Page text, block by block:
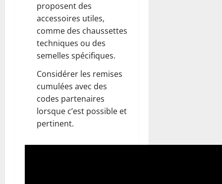
proposent des
accessoires utiles,
comme des chaussettes
techniques ou des
semelles spécifiques.
Considérer les remises
cumulées avec des
codes partenaires
lorsque c’est possible et
pertinent.